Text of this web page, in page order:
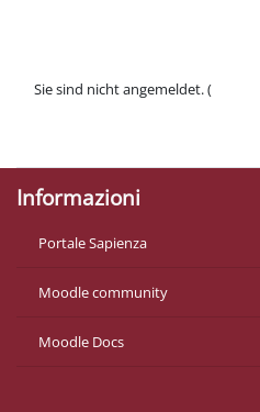
Sie sind nicht angemeldet. (
Informazioni
Portale Sapienza
Moodle community
Moodle Docs